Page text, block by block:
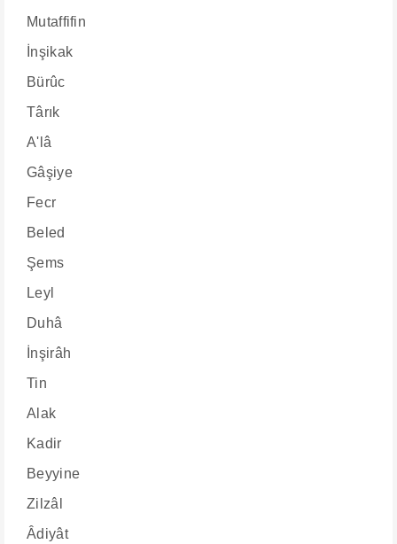
Mutaffifin
İnşikak
Bürûc
Târık
A'lâ
Gâşiye
Fecr
Beled
Şems
Leyl
Duhâ
İnşirâh
Tin
Alak
Kadir
Beyyine
Zilzâl
Âdiyât